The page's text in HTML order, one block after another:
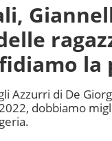
la
Azzurri di De
dobbiamo